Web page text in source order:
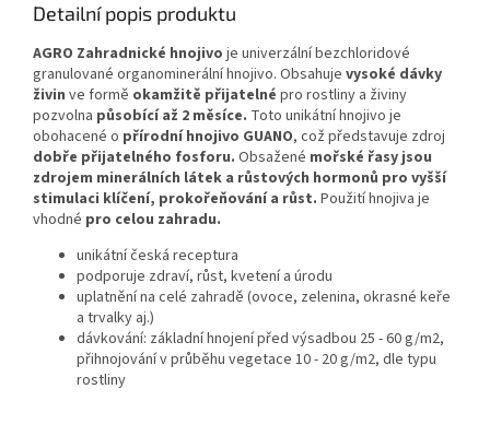
Detailní popis produktu
AGRO Zahradnické hnojivo je univerzální bezchloridové
granulované organominerální hnojivo. Obsahuje vysoké dávky
živin ve formě okamžitě přijatelné pro rostliny a živiny
pozvolna působící až 2 měsíce. Toto unikátní hnojivo je
obohacené o přírodní hnojivo GUANO, což představuje zdroj
dobře přijatelného fosforu. Obsažené mořské řasy jsou
zdrojem minerálních látek a růstových hormonů pro vyšší
stimulaci klíčení, prokořeňování a růst. Použití hnojiva je
vhodné pro celou zahradu.
unikátní česká receptura
podporuje zdraví, růst, kvetení a úrodu
uplatnění na celé zahradě (ovoce, zelenina, okrasné keře
a trvalky aj.)
dávkování: základní hnojení před výsadbou 25 - 60 g/m2,
přihnojování v průběhu vegetace 10 - 20 g/m2, dle typu
rostliny